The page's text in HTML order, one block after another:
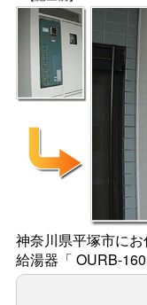
神奈川県平塚市に
給湯器「 OURB-